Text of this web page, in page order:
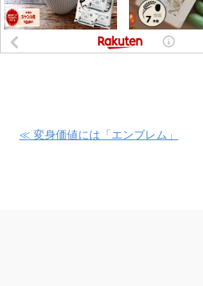
≪ 変身価値には「エンブレム」